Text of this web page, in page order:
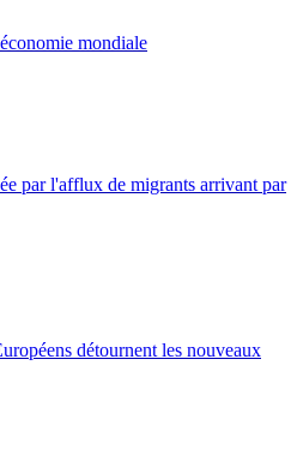
mondiale
par l'afflux de migrants arrivant par
détournent les nouveaux